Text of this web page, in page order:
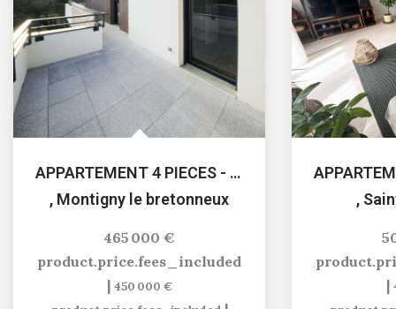
APPARTEMENT 4 PIECES - 3 CHAMBRES
, Montigny le bretonneux
465 000 €
product.price.fees_included
| 450 000 €
,
|